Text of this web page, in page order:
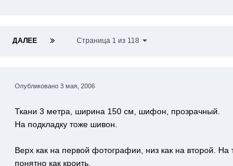
ДАЛЕЕ Страница 1 из 118
Опубликовано 3 мая, 2006
Ткани 3 метра, ширина 150 см, шифон, прозрачный.
На подкладку тоже шивон.
Верх как на первой фотографии, низ как на второй.
понятно как кроить.